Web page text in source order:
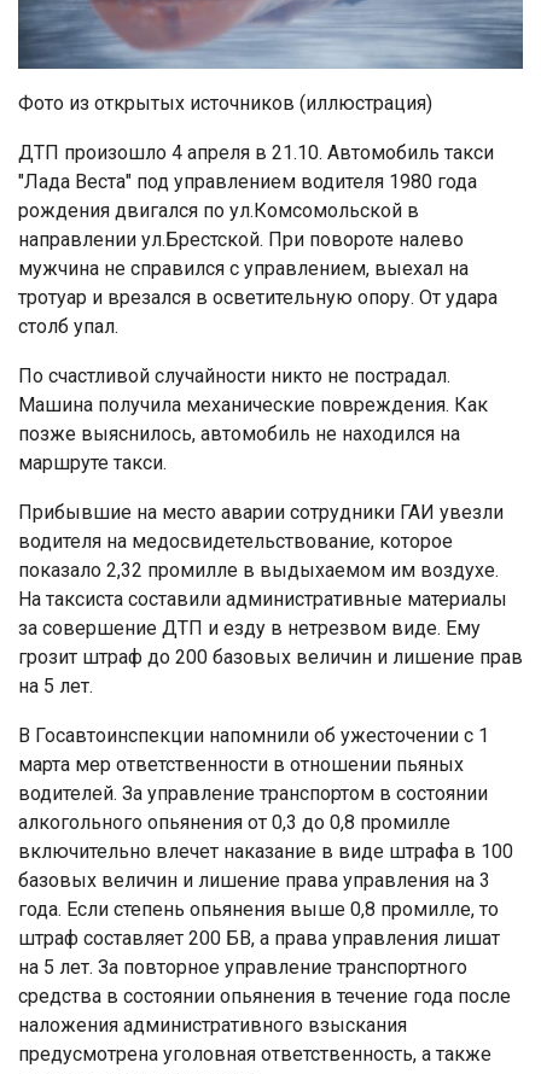
Фото из открытых источников (иллюстрация)
ДТП произошло 4 апреля в 21.10. Автомобиль такси
"Лада Веста" под управлением водителя 1980 года
рождения двигался по ул.Комсомольской в
направлении ул.Брестской. При повороте налево
мужчина не справился с управлением, выехал на
тротуар и врезался в осветительную опору. От удара
столб упал.
По счастливой случайности никто не пострадал.
Машина получила механические повреждения. Как
позже выяснилось, автомобиль не находился на
маршруте такси.
Прибывшие на место аварии сотрудники ГАИ увезли
водителя на медосвидетельствование, которое
показало 2,32 промилле в выдыхаемом им воздухе.
На таксиста составили административные материалы
за совершение ДТП и езду в нетрезвом виде. Ему
грозит штраф до 200 базовых величин и лишение прав
на 5 лет.
В Госавтоинспекции напомнили об ужесточении с 1
марта мер ответственности в отношении пьяных
водителей. За управление транспортом в состоянии
алкогольного опьянения от 0,3 до 0,8 промилле
включительно влечет наказание в виде штрафа в 100
базовых величин и лишение права управления на 3
года. Если степень опьянения выше 0,8 промилле, то
штраф составляет 200 БВ, а права управления лишат
на 5 лет. За повторное управление транспортного
средства в состоянии опьянения в течение года после
наложения административного взыскания
предусмотрена уголовная ответственность, а также